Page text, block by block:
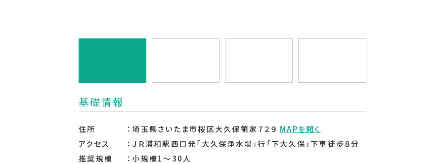
基礎情報
住所 埼玉県さいたま市桜区大久保領家７２９ MAPを開く
アクセス
ＪＲ浦和駅西口発「大久保浄水場」行「下大久保」下車徒歩８分
推奨規模
小規模1～30人